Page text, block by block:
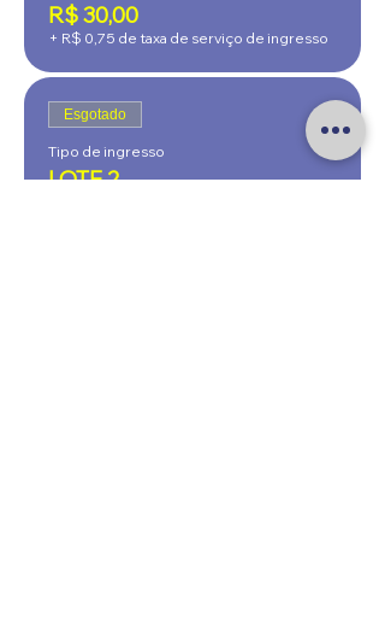
R$ 30,00
+ R$ 0,75 de taxa de serviço de ingresso
Esgotado
Tipo de ingresso
LOTE 2